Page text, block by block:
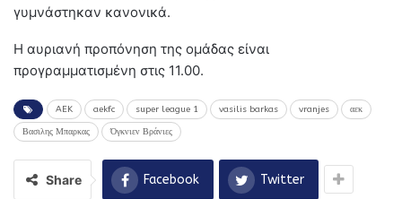
γυμνάστηκαν κανονικά.
Η αυριανή προπόνηση της ομάδας είναι
προγραμματισμένη στις 11.00.
AEK aekfc super league 1 vasilis barkas vranjes αεκ
Βασιλης Μπαρκας Όγκνιεν Βράνιες
Share Facebook Twitter